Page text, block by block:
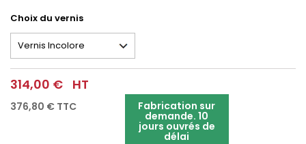
Choix du vernis
314,00 € HT
376,80 € TTC Fabrication sur
demande. 10
jours ouvrés de
délai